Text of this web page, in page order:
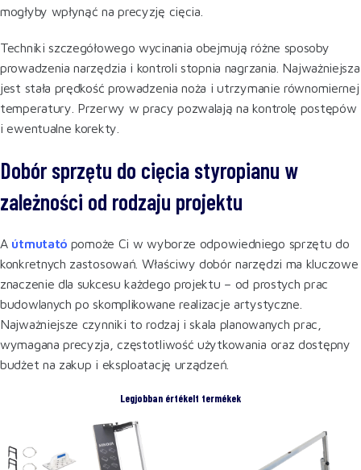
mogłyby wpłynąć na precyzję cięcia.
Techniki szczegółowego wycinania obejmują różne sposoby
prowadzenia narzędzia i kontroli stopnia nagrzania. Najważniejsza
jest stała prędkość prowadzenia noża i utrzymanie równomiernej
temperatury. Przerwy w pracy pozwalają na kontrolę postępów
i ewentualne korekty.
Dobór sprzętu do cięcia styropianu w
zależności od rodzaju projektu
A útmutató pomoże Ci w wyborze odpowiedniego sprzętu do
konkretnych zastosowań. Właściwy dobór narzędzi ma kluczowe
znaczenie dla sukcesu każdego projektu – od prostych prac
budowlanych po skomplikowane realizacje artystyczne.
Najważniejsze czynniki to rodzaj i skala planowanych prac,
wymagana precyzja, częstotliwość użytkowania oraz dostępny
budżet na zakup i eksploatację urządzeń.
Legjobban értékelt termékek